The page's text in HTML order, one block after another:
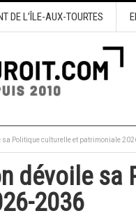
DE L’ÎLE-AUX-TOURTES
sa Politique culturelle et patrimoniale
dévoile
2036